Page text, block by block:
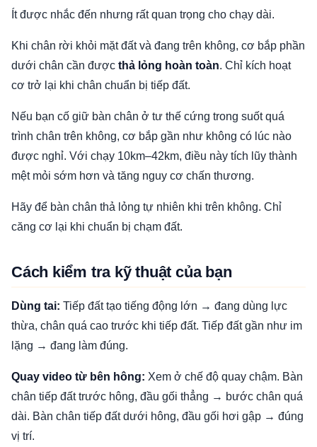
Ít được nhắc đến nhưng rất quan trọng cho chạy dài.
Khi chân rời khỏi mặt đất và đang trên không, cơ bắp phần
dưới chân cần được thả lỏng hoàn toàn. Chỉ kích hoạt
cơ trở lại khi chân chuẩn bị tiếp đất.
Nếu bạn cố giữ bàn chân ở tư thế cứng trong suốt quá
trình chân trên không, cơ bắp gần như không có lúc nào
được nghỉ. Với chạy 10km–42km, điều này tích lũy thành
mệt mỏi sớm hơn và tăng nguy cơ chấn thương.
Hãy để bàn chân thả lỏng tự nhiên khi trên không. Chỉ
căng cơ lại khi chuẩn bị chạm đất.
Cách kiểm tra kỹ thuật của bạn
Dùng tai: Tiếp đất tạo tiếng động lớn → đang dùng lực
thừa, chân quá cao trước khi tiếp đất. Tiếp đất gần như im
lặng → đang làm đúng.
Quay video từ bên hông: Xem ở chế độ quay chậm. Bàn
chân tiếp đất trước hông, đầu gối thẳng → bước chân quá
dài. Bàn chân tiếp đất dưới hông, đầu gối hơi gập → đúng
vị trí.